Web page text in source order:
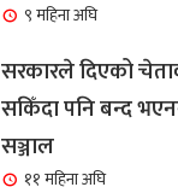
९ महिना अघि
सरकारले दिएको
सकिँदा पनि बन्द
सञ्जाल
११ महिना अघि